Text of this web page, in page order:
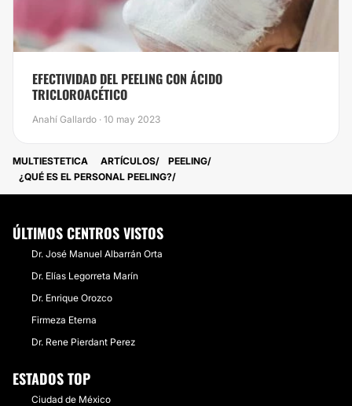
EFECTIVIDAD DEL PEELING CON ÁCIDO
TRICLOROACÉTICO
Anahí Gallardo · 10 may 2023
MULTIESTETICA ARTÍCULOS
PEELING
¿​QUÉ ES EL PERSONAL PEELING?
ÚLTIMOS CENTROS VISTOS
Dr. José Manuel Albarrán Orta
Dr. Elías Legorreta Marín
Dr. Enrique Orozco
Firmeza Eterna
Dr. Rene Pierdant Perez
ESTADOS TOP
Ciudad de México